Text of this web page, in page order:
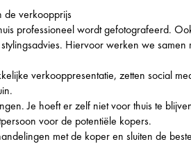
de verkoopprijs
professioneel wordt gefotografeerd.
Hiervoor werken we samen
verkooppresentatie, zetten social
Je hoeft er zelf niet voor thuis te
voor de potentiële kopers.
met de koper en sluiten de